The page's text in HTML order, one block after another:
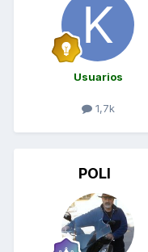
Usuarios
1,7k
POLI